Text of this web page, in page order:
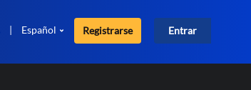
| Español Registrarse Entrar